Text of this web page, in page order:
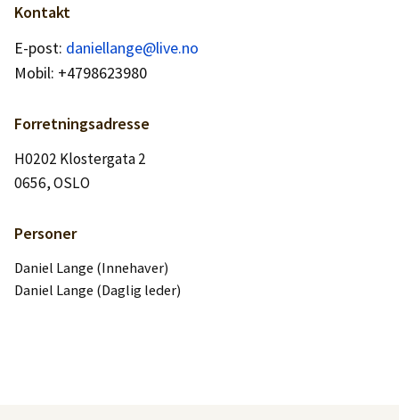
Logg inn
Kontakt
E-post: daniellange@live.no
Mobil: +4798623980
Forretningsadresse
H0202 Klostergata 2
0656, OSLO
Personer
Daniel Lange (Innehaver)
Daniel Lange (Daglig leder)